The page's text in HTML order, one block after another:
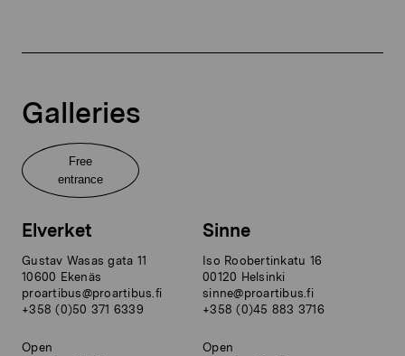
Galleries
Free
entrance
Elverket
Gustav Wasas gata 11
10600 Ekenäs
proartibus@proartibus.fi
+358 (0)50 371 6339
Open
Sinne
Iso Roobertinkatu 16
00120 Helsinki
sinne@proartibus.fi
+358 (0)45 883 3716
Open